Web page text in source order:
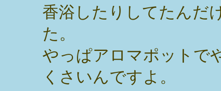
香浴したりしてたんだ
た。
やっぱアロマポットで
くさいんですよ。